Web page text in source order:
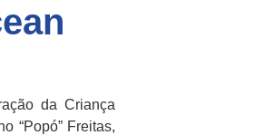
da Criança
“Popó” Freitas,